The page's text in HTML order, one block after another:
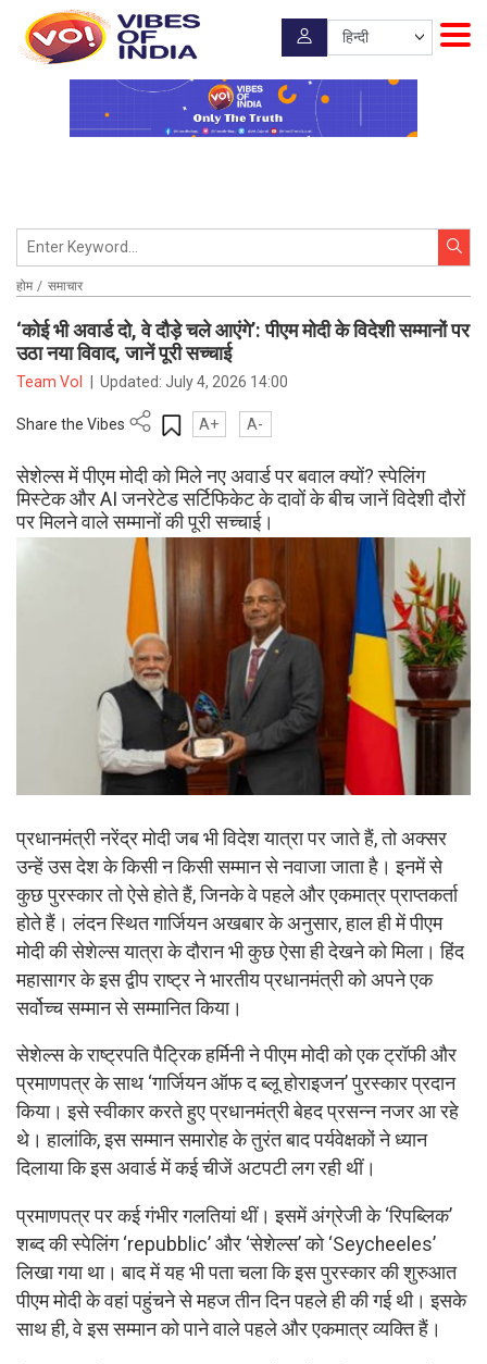
होम समाचार
‘कोई भी अवार्ड दो, वे दौड़े चले आएंगे’: पीएम मोदी के विदेशी सम्मानों पर
उठा नया विवाद, जानें पूरी सच्चाई
Team VoI Updated:July 4, 2026 14:00
Share the Vibes A+ A-
सेशेल्स में पीएम मोदी को मिले नए अवार्ड पर बवाल क्यों? स्पेलिंग
मिस्टेक और AI जनरेटेड सर्टिफिकेट के दावों के बीच जानें विदेशी दौरों
पर मिलने वाले सम्मानों की पूरी सच्चाई।
प्रधानमंत्री नरेंद्र मोदी जब भी विदेश यात्रा पर जाते हैं, तो अक्सर
उन्हें उस देश के किसी न किसी सम्मान से नवाजा जाता है। इनमें से
कुछ पुरस्कार तो ऐसे होते हैं, जिनके वे पहले और एकमात्र प्राप्तकर्ता
होते हैं। लंदन स्थित गार्जियन अखबार के अनुसार, हाल ही में पीएम
मोदी की सेशेल्स यात्रा के दौरान भी कुछ ऐसा ही देखने को मिला। हिंद
महासागर के इस द्वीप राष्ट्र ने भारतीय प्रधानमंत्री को अपने एक
सर्वोच्च सम्मान से सम्मानित किया।
सेशेल्स के राष्ट्रपति पैट्रिक हर्मिनी ने पीएम मोदी को एक ट्रॉफी और
प्रमाणपत्र के साथ ‘गार्जियन ऑफ द ब्लू होराइजन’ पुरस्कार प्रदान
किया। इसे स्वीकार करते हुए प्रधानमंत्री बेहद प्रसन्न नजर आ रहे
थे। हालांकि, इस सम्मान समारोह के तुरंत बाद पर्यवेक्षकों ने ध्यान
दिलाया कि इस अवार्ड में कई चीजें अटपटी लग रही थीं।
प्रमाणपत्र पर कई गंभीर गलतियां थीं। इसमें अंग्रेजी के ‘रिपब्लिक’
शब्द की स्पेलिंग ‘repubblic’ और ‘सेशेल्स’ को ‘Seycheeles’
लिखा गया था। बाद में यह भी पता चला कि इस पुरस्कार की शुरुआत
पीएम मोदी के वहां पहुंचने से महज तीन दिन पहले ही की गई थी। इसके
साथ ही, वे इस सम्मान को पाने वाले पहले और एकमात्र व्यक्ति हैं।